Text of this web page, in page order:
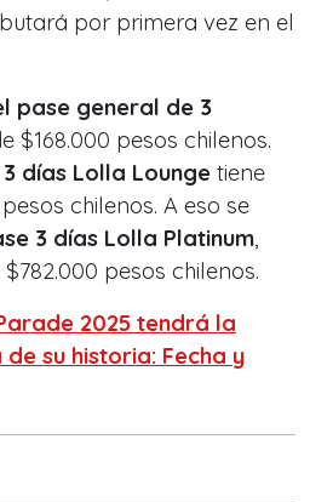
por primera vez en el
pase general de 3
$168.000 pesos chilenos.
días Lolla Lounge tiene
chilenos. A eso se
3 días Lolla Platinum,
pesos chilenos.
2025 tendrá la
su historia: Fecha y